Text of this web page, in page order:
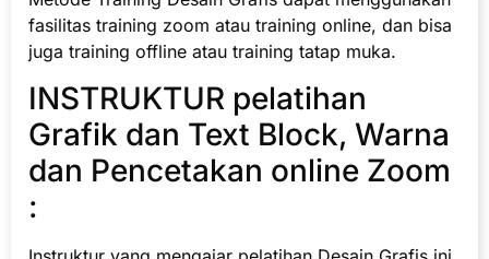
fasilitas training zoom atau training online, dan bisa
juga training offline atau training tatap muka.
INSTRUKTUR pelatihan
Grafik dan Text Block, Warna
dan Pencetakan online Zoom
: